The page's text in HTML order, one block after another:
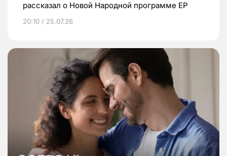
рассказал о Новой Народной программе ЕР
20:10 / 25.07.26